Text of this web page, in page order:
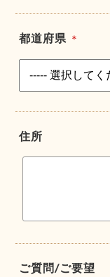
都道府県 ＊
住所
ご質問/ご要望